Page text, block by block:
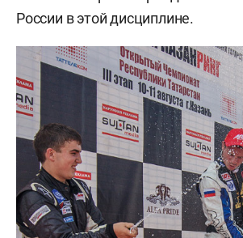
России в этой дисциплине.